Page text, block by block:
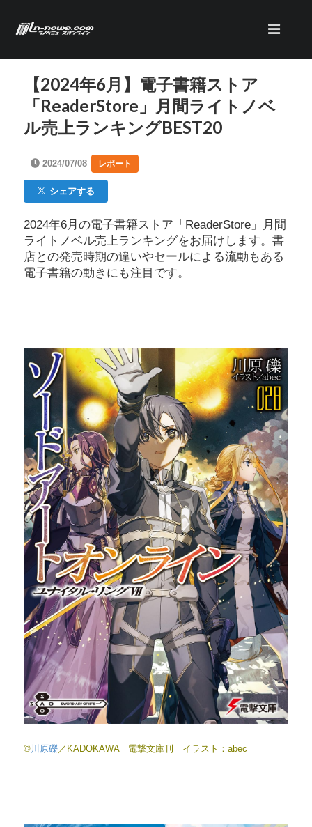
【2024年6月】電子書籍ストア
「ReaderStore」月間ライトノベ
ル売上ランキングBEST20
2024/07/08 レポート
シェアする
2024年6月の電子書籍ストア「ReaderStore」月間
ライトノベル売上ランキングをお届けします。書
店との発売時期の違いやセールによる流動もある
電子書籍の動きにも注目です。
©川原礫 ／KADOKAWA 電撃文庫刊 イラスト：abec